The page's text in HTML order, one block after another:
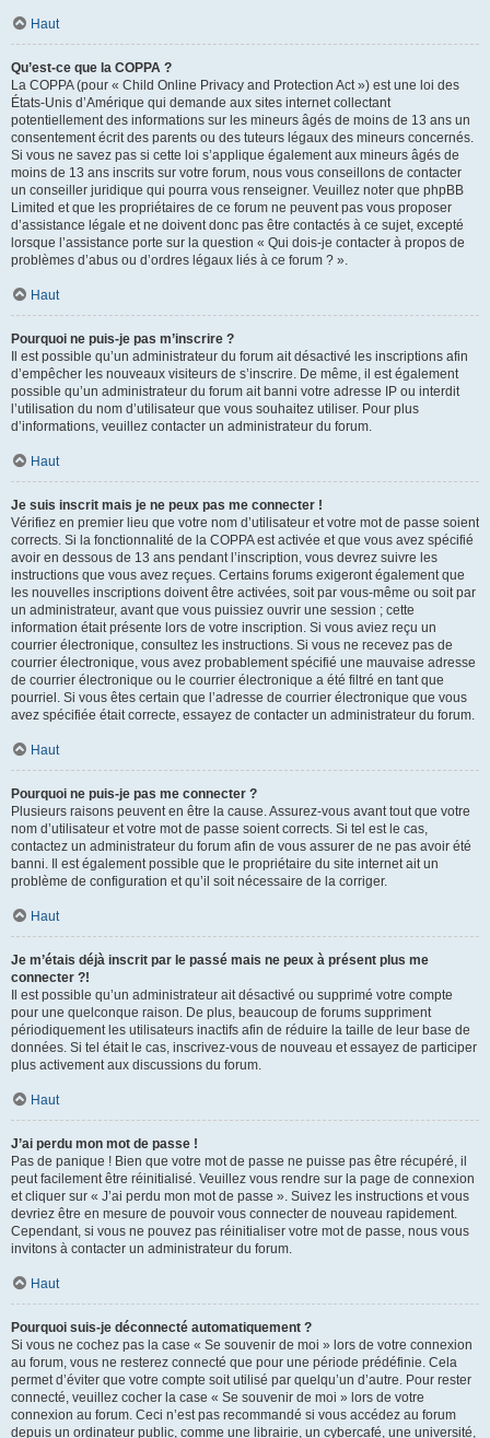
Haut
Qu’est-ce que la COPPA ?
La COPPA (pour « Child Online Privacy and Protection Act ») est une loi des
États-Unis d’Amérique qui demande aux sites internet collectant
potentiellement des informations sur les mineurs âgés de moins de 13 ans un
consentement écrit des parents ou des tuteurs légaux des mineurs concernés.
Si vous ne savez pas si cette loi s’applique également aux mineurs âgés de
moins de 13 ans inscrits sur votre forum, nous vous conseillons de contacter
un conseiller juridique qui pourra vous renseigner. Veuillez noter que phpBB
Limited et que les propriétaires de ce forum ne peuvent pas vous proposer
d’assistance légale et ne doivent donc pas être contactés à ce sujet, excepté
lorsque l’assistance porte sur la question « Qui dois-je contacter à propos de
problèmes d’abus ou d’ordres légaux liés à ce forum ? ».
Haut
Pourquoi ne puis-je pas m’inscrire ?
Il est possible qu’un administrateur du forum ait désactivé les inscriptions afin
d’empêcher les nouveaux visiteurs de s’inscrire. De même, il est également
possible qu’un administrateur du forum ait banni votre adresse IP ou interdit
l’utilisation du nom d’utilisateur que vous souhaitez utiliser. Pour plus
d’informations, veuillez contacter un administrateur du forum.
Haut
Je suis inscrit mais je ne peux pas me connecter !
Vérifiez en premier lieu que votre nom d’utilisateur et votre mot de passe soient
corrects. Si la fonctionnalité de la COPPA est activée et que vous avez spécifié
avoir en dessous de 13 ans pendant l’inscription, vous devrez suivre les
instructions que vous avez reçues. Certains forums exigeront également que
les nouvelles inscriptions doivent être activées, soit par vous-même ou soit par
un administrateur, avant que vous puissiez ouvrir une session ; cette
information était présente lors de votre inscription. Si vous aviez reçu un
courrier électronique, consultez les instructions. Si vous ne recevez pas de
courrier électronique, vous avez probablement spécifié une mauvaise adresse
de courrier électronique ou le courrier électronique a été filtré en tant que
pourriel. Si vous êtes certain que l’adresse de courrier électronique que vous
avez spécifiée était correcte, essayez de contacter un administrateur du forum.
Haut
Pourquoi ne puis-je pas me connecter ?
Plusieurs raisons peuvent en être la cause. Assurez-vous avant tout que votre
nom d’utilisateur et votre mot de passe soient corrects. Si tel est le cas,
contactez un administrateur du forum afin de vous assurer de ne pas avoir été
banni. Il est également possible que le propriétaire du site internet ait un
problème de configuration et qu’il soit nécessaire de la corriger.
Haut
Je m’étais déjà inscrit par le passé mais ne peux à présent plus me
connecter ?!
Il est possible qu’un administrateur ait désactivé ou supprimé votre compte
pour une quelconque raison. De plus, beaucoup de forums suppriment
périodiquement les utilisateurs inactifs afin de réduire la taille de leur base de
données. Si tel était le cas, inscrivez-vous de nouveau et essayez de participer
plus activement aux discussions du forum.
Haut
J’ai perdu mon mot de passe !
Pas de panique ! Bien que votre mot de passe ne puisse pas être récupéré, il
peut facilement être réinitialisé. Veuillez vous rendre sur la page de connexion
et cliquer sur « J’ai perdu mon mot de passe ». Suivez les instructions et vous
devriez être en mesure de pouvoir vous connecter de nouveau rapidement.
Cependant, si vous ne pouvez pas réinitialiser votre mot de passe, nous vous
invitons à contacter un administrateur du forum.
Haut
Pourquoi suis-je déconnecté automatiquement ?
Si vous ne cochez pas la case « Se souvenir de moi » lors de votre connexion
au forum, vous ne resterez connecté que pour une période prédéfinie. Cela
permet d’éviter que votre compte soit utilisé par quelqu’un d’autre. Pour rester
connecté, veuillez cocher la case « Se souvenir de moi » lors de votre
connexion au forum. Ceci n’est pas recommandé si vous accédez au forum
depuis un ordinateur public, comme une librairie, un cybercafé, une université,